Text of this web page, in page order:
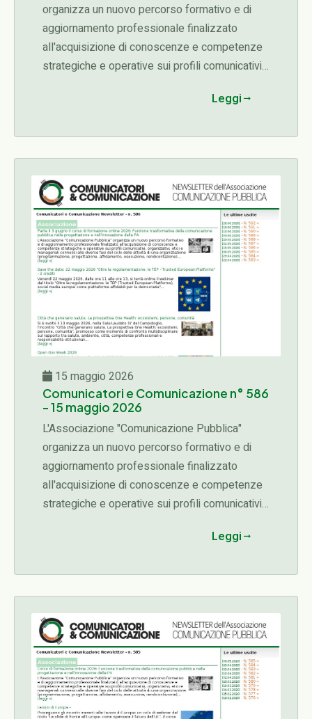
organizza un nuovo percorso formativo e di
aggiornamento professionale finalizzato
all'acquisizione di conoscenze e competenze
strategiche e operative sui profili comunicativi,
diverse fasi del ciclo delle attività di una
progettazione, affidamento, esecuzione,
rendicontazione)...
Leggi
15 maggio 2026
Comunicatori e Comunicazione n° 586
- 15 maggio 2026
L'Associazione "Comunicazione Pubblica"
organizza un nuovo percorso formativo e di
aggiornamento professionale finalizzato
all'acquisizione di conoscenze e competenze
strategiche e operative sui profili comunicativi,
diverse fasi del ciclo delle attività di una
progettazione, affidamento, esecuzione,
rendicontazione)...
Leggi